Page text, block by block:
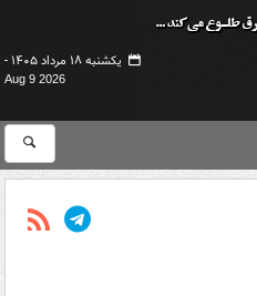
یکشنبه ۱۸ مرداد ۱۴۰۵ -
Aug 9 2026